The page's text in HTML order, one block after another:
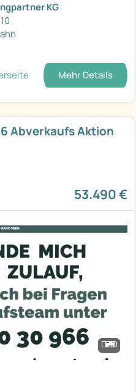
KG
Mehr Details
Abverkaufs Aktion
53.490 €